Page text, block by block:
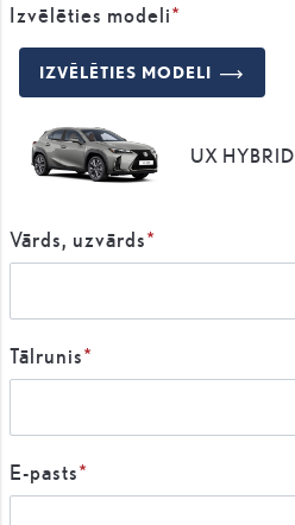
Izvēlēties modeli
IZVĒLĒTIES MODELI
UX HYBRID
Vārds, uzvārds
Tālrunis
E-pasts